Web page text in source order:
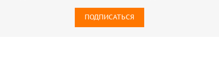
ПОДПИСАТЬСЯ